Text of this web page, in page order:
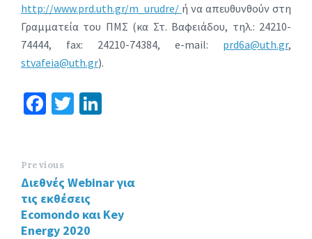
http://www.prd.uth.gr/m_urudre/ ή να απευθυνθούν στη
Γραμματεία του ΠΜΣ (κα Στ. Βαφειάδου, τηλ.: 24210-
74444, fax: 24210-74384, e-mail: prd6a@uth.gr,
stvafeia@uth.gr).
Fa
o
o
k
T
n
Previous
Διεθνές Webinar για
τις εκθέσεις
Ecomondo και Key
Energy 2020